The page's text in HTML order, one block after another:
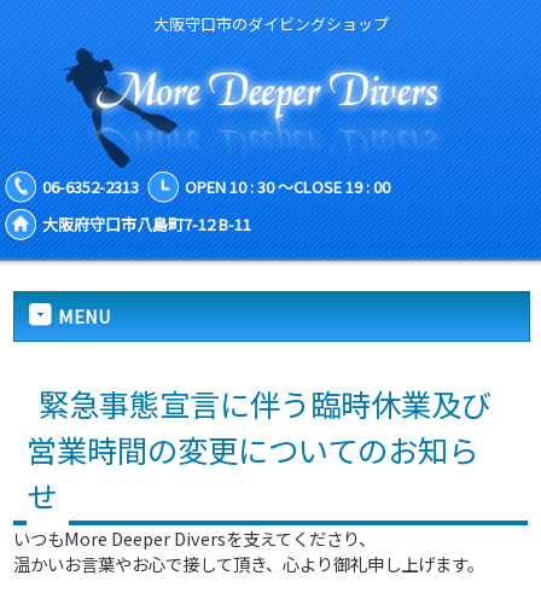
大阪守口市のダイビングショップ
06-6352-2313
OPEN 10 : 30 ～CLOSE 19 : 00
大阪府守口市八島町7-12 B-11
MENU
緊急事態宣言に伴う臨時休業及び
営業時間の変更についてのお知ら
せ
いつもMore Deeper Diversを支えてくださり、
温かいお言葉やお心で接して頂き、心より御礼申し上げます。